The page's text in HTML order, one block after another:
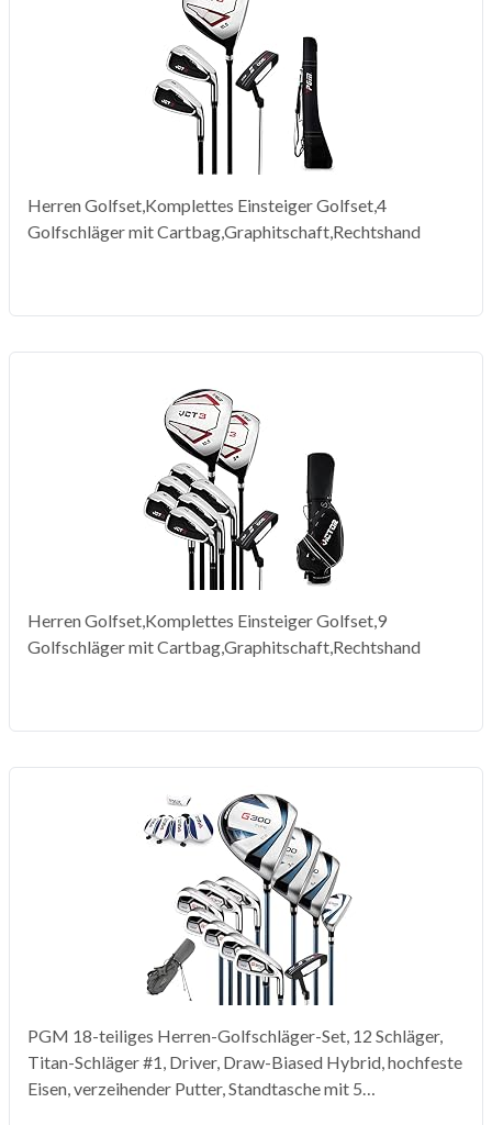
Herren Golfset,Komplettes Einsteiger Golfset,4
Golfschläger mit Cartbag,Graphitschaft,Rechtshand
Herren Golfset,Komplettes Einsteiger Golfset,9
Golfschläger mit Cartbag,Graphitschaft,Rechtshand
PGM 18-teiliges Herren-Golfschläger-Set, 12 Schläger,
Titan-Schläger #1, Driver, Draw-Biased Hybrid, hochfeste
Eisen, verzeihender Putter, Standtasche mit 5